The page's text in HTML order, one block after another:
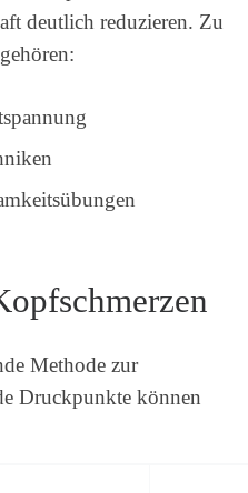
deutlich reduzieren. Zu
Methode zur
Druckpunkte können